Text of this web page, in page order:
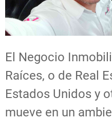
El Negocio
Raíces, o de Real
Estados Unidos y
mueve en un